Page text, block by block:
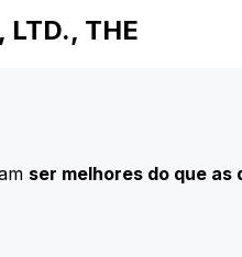
THE
ser melhores do que